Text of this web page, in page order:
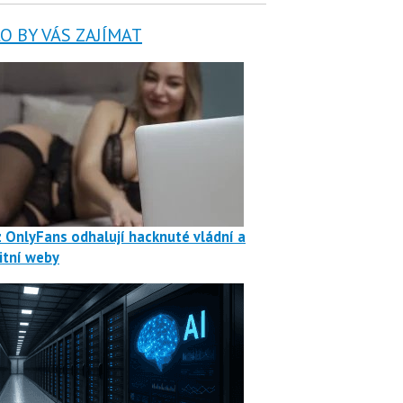
BY VÁS ZAJÍMAT
OnlyFans odhalují hacknuté vládní a
weby